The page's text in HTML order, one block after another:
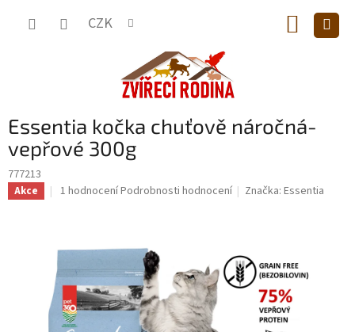
CZK
KOŠÍK
Essentia kočka chuťově náročná-
vepřové 300g
777213
Akce
Průměrné
5,0
5
hvězdiček.
1 hodnoceníPodrobnosti hodnocení Značka:Essentia